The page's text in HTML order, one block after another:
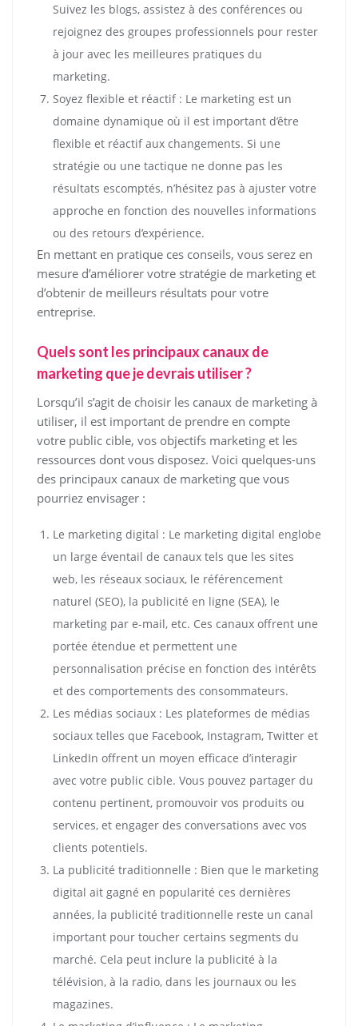
Suivez les blogs, assistez à des conférences ou
rejoignez des groupes professionnels pour rester
à jour avec les meilleures pratiques du
marketing.
Soyez flexible et réactif : Le marketing est un
domaine dynamique où il est important d’être
flexible et réactif aux changements. Si une
stratégie ou une tactique ne donne pas les
résultats escomptés, n’hésitez pas à ajuster votre
approche en fonction des nouvelles informations
ou des retours d’expérience.
En mettant en pratique ces conseils, vous serez en
mesure d’améliorer votre stratégie de marketing et
d’obtenir de meilleurs résultats pour votre
entreprise.
Quels sont les principaux canaux de
marketing que je devrais utiliser ?
Lorsqu’il s’agit de choisir les canaux de marketing à
utiliser, il est important de prendre en compte
votre public cible, vos objectifs marketing et les
ressources dont vous disposez. Voici quelques-uns
des principaux canaux de marketing que vous
pourriez envisager :
Le marketing digital : Le marketing digital englobe
un large éventail de canaux tels que les sites
web, les réseaux sociaux, le référencement
naturel (SEO), la publicité en ligne (SEA), le
marketing par e-mail, etc. Ces canaux offrent une
portée étendue et permettent une
personnalisation précise en fonction des intérêts
et des comportements des consommateurs.
Les médias sociaux : Les plateformes de médias
sociaux telles que Facebook, Instagram, Twitter et
LinkedIn offrent un moyen efficace d’interagir
avec votre public cible. Vous pouvez partager du
contenu pertinent, promouvoir vos produits ou
services, et engager des conversations avec vos
clients potentiels.
La publicité traditionnelle : Bien que le marketing
digital ait gagné en popularité ces dernières
années, la publicité traditionnelle reste un canal
important pour toucher certains segments du
marché. Cela peut inclure la publicité à la
télévision, à la radio, dans les journaux ou les
magazines.